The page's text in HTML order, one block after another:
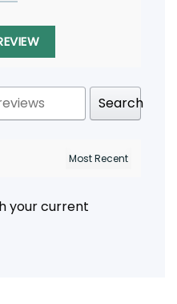
Search
your current